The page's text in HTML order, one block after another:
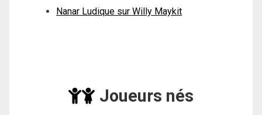
Nanar Ludique sur Willy Maykit
Joueurs nés